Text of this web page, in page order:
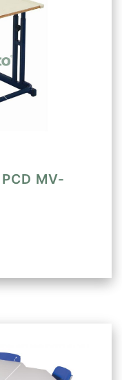
MV-